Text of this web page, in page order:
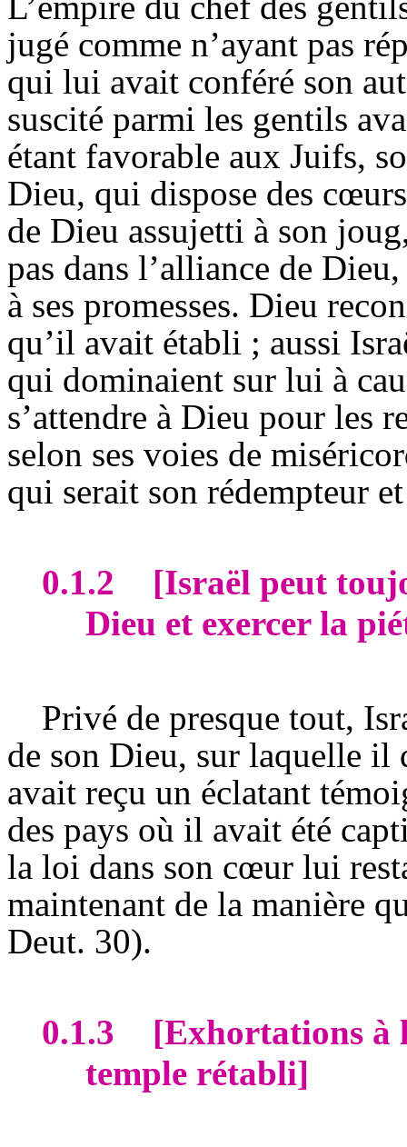
jugé comme n’ayant pas
qui lui avait conféré son
suscité parmi les gentils
étant favorable aux Juifs,
Dieu, qui dispose des
de Dieu assujetti à son
pas dans l’alliance de
à ses promesses. Dieu
qu’il avait établi ; aussi
qui dominaient sur lui à
s’attendre à Dieu pour les
selon ses voies de
qui serait son rédempteur
0.1.2
[Israël peut
Dieu et exercer la
Privé de presque tout,
de son Dieu, sur laquelle
avait reçu un éclatant
des pays où il avait été
la loi dans son cœur lui
maintenant de la manière
Deut. 30).
0.1.3
[Exhortations à
temple rétabli]